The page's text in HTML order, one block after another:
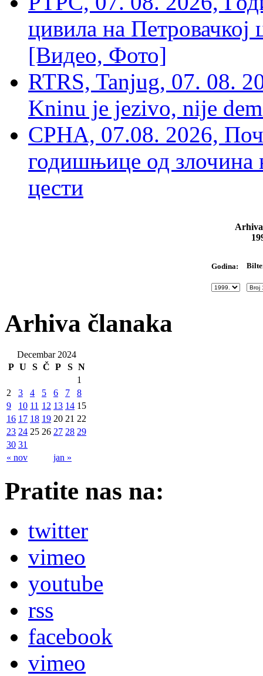
цивила на Петровачкој
[Видео, Фото]
RTRS, Tanjug, 07. 08.
Kninu je jezivo, nije
СРНА, 07.08. 2026,
годишњице од злочина
цести
Godina:
Arhiva članaka
Decembar 2024
P U S Č P S N
« nov jan »
1
2
3 4 5 6 7
8
9
10 11 12 13 14 15
16 17 18 19 20 21 22
23 24 25 26 27 28 29
30 31
Pratite nas na:
twitter
vimeo
youtube
rss
facebook
vimeo